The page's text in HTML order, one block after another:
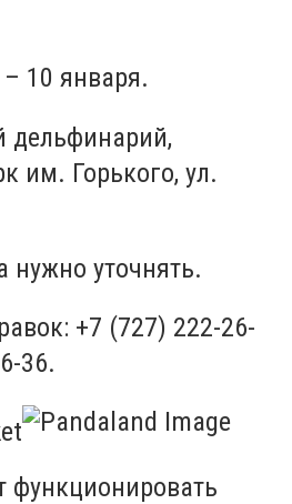
10 января.
дельфинарий,
им. Горького, ул.
нужно уточнять.
+7 (727) 222-26-
36.
функционировать